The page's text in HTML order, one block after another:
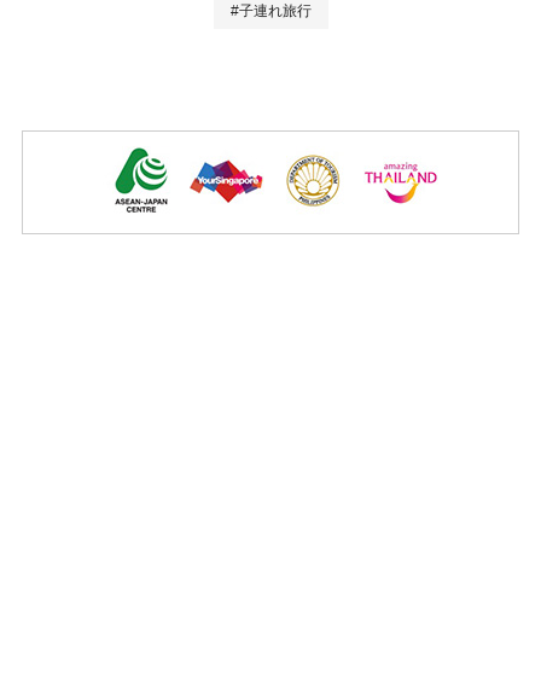
#子連れ旅行